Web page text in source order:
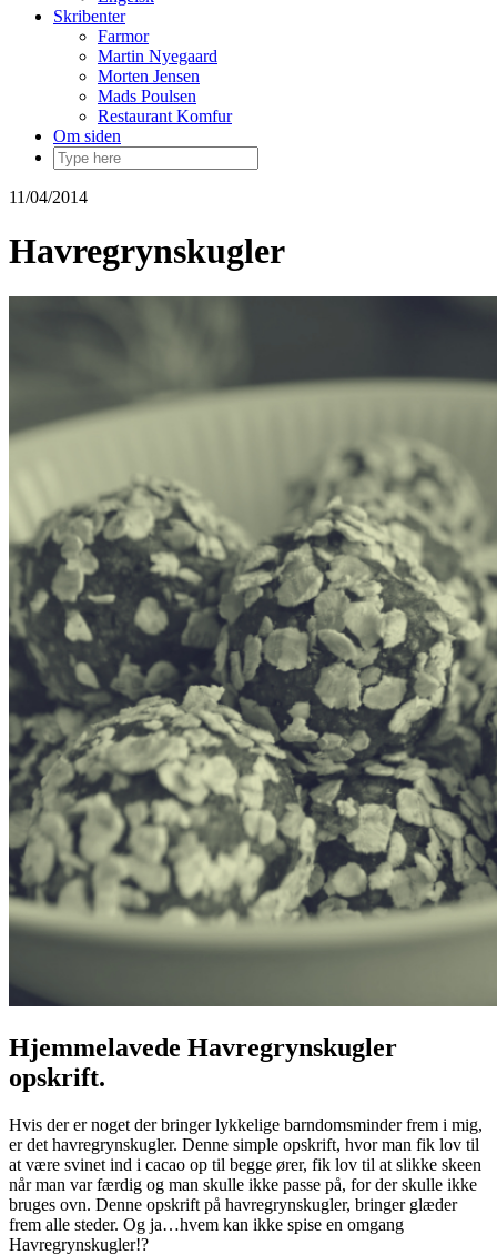
Skribenter
Farmor
Martin Nyegaard
Morten Jensen
Mads Poulsen
Restaurant Komfur
Om siden
11/04/2014
Havregrynskugler
Hjemmelavede Havregrynskugler
opskrift.
Hvis der er noget der bringer lykkelige barndomsminder frem i mig,
er det havregrynskugler. Denne simple opskrift, hvor man fik lov til
at være svinet ind i cacao op til begge ører, fik lov til at slikke skeen
når man var færdig og man skulle ikke passe på, for der skulle ikke
bruges ovn. Denne opskrift på havregrynskugler, bringer glæder
frem alle steder. Og ja…hvem kan ikke spise en omgang
Havregrynskugler!?